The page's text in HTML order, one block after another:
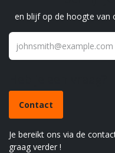
en blijf op de hoogte van
Contact
Je bereikt ons via de
graag verder !